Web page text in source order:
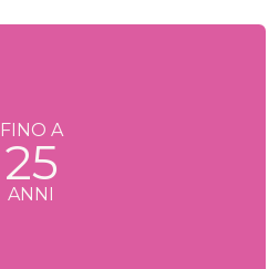
FINO A
25
ANNI